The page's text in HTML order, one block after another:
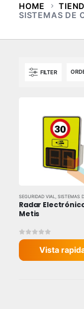
HOME
SISTEMAS DE
FILTER
SEGURIDAD VIAL SISTEMAS DE
Radar
Metis
0out of 5
Vista